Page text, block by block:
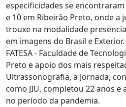
especificidades se
e 10 em Ribeirão Preto, onde a
trouxe na modalidade
em imagens do Brasil e
FATESA - Faculdade de
Preto e apoio dos mais
Ultrassonografia, a Jornada,
como JIU, completou 22 anos e
no período da pandemia.